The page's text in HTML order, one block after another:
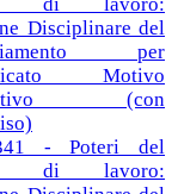
Disciplinare del
per
Motivo
(con
- Poteri del
di lavoro: